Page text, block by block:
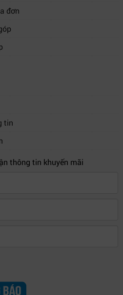
đơn
tin
thông tin khuyến mãi